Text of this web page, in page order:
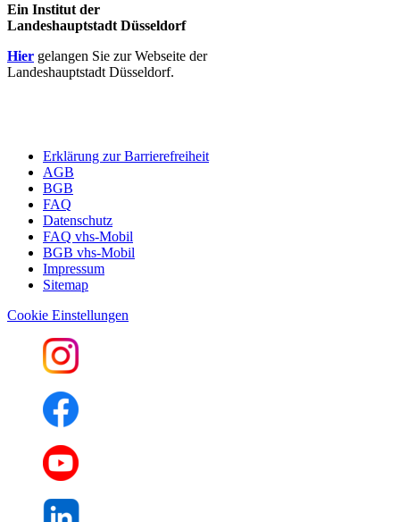
Ein Institut der
Landeshauptstadt Düsseldorf
Hier gelangen Sie zur Webseite der
Landeshauptstadt Düsseldorf.
Erklärung zur Barrierefreiheit
AGB
BGB
FAQ
Datenschutz
FAQ vhs-Mobil
BGB vhs-Mobil
Impressum
Sitemap
Cookie Einstellungen